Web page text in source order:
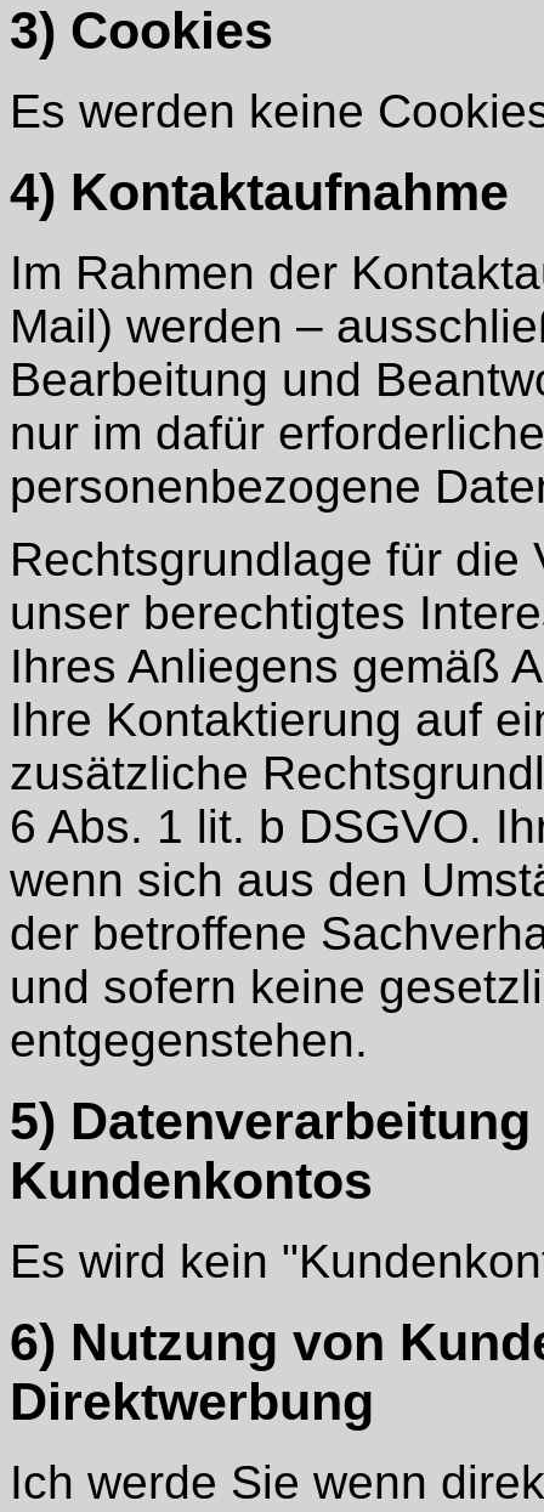
3) Cookies
Es werden keine
4) Kontaktaufnahme
Im Rahmen der
Mail) werden –
Bearbeitung und
nur im dafür
personenbezogene
Rechtsgrundlage für die
unser berechtigtes
Ihres Anliegens gemäß
Ihre Kontaktierung auf
zusätzliche
6 Abs. 1 lit. b DSGVO.
wenn sich aus den
der betroffene
und sofern keine
entgegenstehen.
5)
Kundenkontos
Es wird kein
6) Nutzung von
Direktwerbung
Ich werde Sie wenn